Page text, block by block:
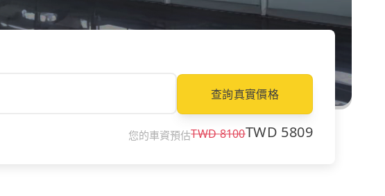
查詢真實價格
您的車資預估TWD8100TWD 5809